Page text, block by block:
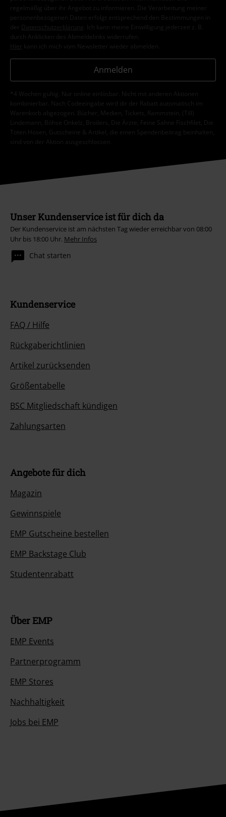
regelmäßig über ihr Angebot zu informieren. Die Verarbeitung meiner
personenbezogenen Daten erfolgt entsprechend den Bestimmungen in
der
Datenschutzerklärung
. Ich kann meine Einwilligung jederzeit z. B.
durch Anklicken des Abmeldelinks widerrufen.
Hier kann ich mich vom Newsletter wieder abmelden.
Anmelden
*4 Wochen gültig. Nur online einlösbar. Nicht mit anderen Aktionen
kombinierbar. Nach Codeeingabe wird dir der Rabatt automatisch im
Warenkorb abgezogen. Bücher, Medien, Tickets, Rammstein, (Till)
Lindemann, Böhse Onkelz, Broilers, Die Ärzte, Feine Sahne Fischfilet, Die
Toten Hosen, Gutscheine & Artikel, die einen Spendenbeitrag beinhalten,
sind von der Aktion ausgeschlossen.
Unser Kundenservice ist für dich da
Der Kundenservice ist am nächsten Tag wieder erreichbar von 08:00
Uhr bis 18:00 Uhr. Mehr Infos
Chat starten
Kundenservice
FAQ / Hilfe
Rückgaberichtlinien
Artikel zurücksenden
Größentabelle
BSC Mitgliedschaft kündigen
Zahlungsarten
Angebote für dich
Magazin
Gewinnspiele
EMP Gutscheine bestellen
EMP Backstage Club
Studentenrabatt
Über EMP
EMP Events
Partnerprogramm
EMP Stores
Nachhaltigkeit
Jobs bei EMP